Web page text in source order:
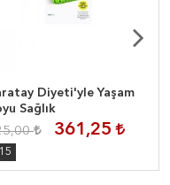
Diyeti'yle Yaşam
Sağlık
361,25